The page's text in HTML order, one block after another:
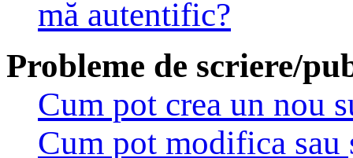
mă autentific?
Probleme de scriere/
Cum pot crea un nou
Cum pot modifica sau